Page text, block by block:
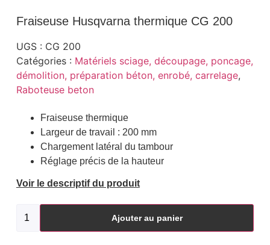
Fraiseuse Husqvarna thermique CG 200
UGS : CG 200
Catégories : Matériels sciage, découpage, poncage,
démolition, préparation béton, enrobé, carrelage,
Raboteuse beton
Fraiseuse thermique
Largeur de travail : 200 mm
Chargement latéral du tambour
Réglage précis de la hauteur
Voir le descriptif du produit
Ajouter au panier